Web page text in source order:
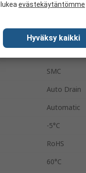
SMC
Auto Drain
Automatic
-5°C
RoHS
60°C
lukea evästekäytäntömme
Hyväksy kaikki